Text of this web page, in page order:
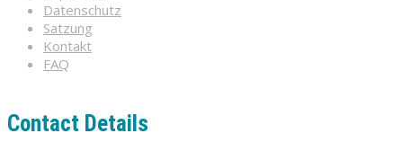
Datenschutz
Satzung
Kontakt
FAQ
Contact Details